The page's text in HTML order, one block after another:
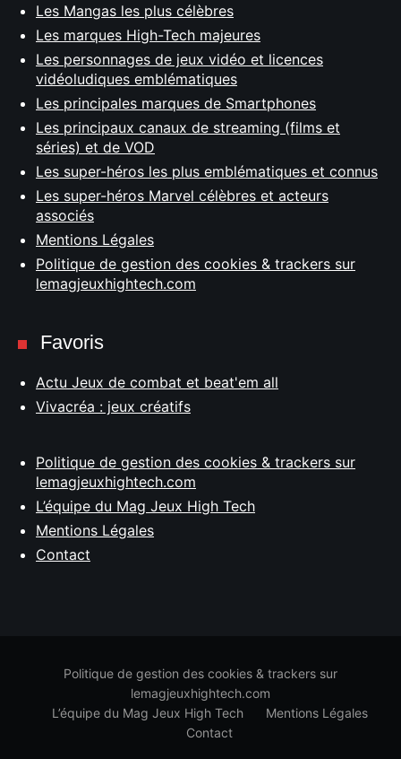
Les Mangas les plus célèbres
Les marques High-Tech majeures
Les personnages de jeux vidéo et licences
vidéoludiques emblématiques
Les principales marques de Smartphones
Les principaux canaux de streaming (films et
séries) et de VOD
Les super-héros les plus emblématiques et connus
Les super-héros Marvel célèbres et acteurs
associés
Mentions Légales
Politique de gestion des cookies & trackers sur
lemagjeuxhightech.com
Favoris
Actu Jeux de combat et beat'em all
Vivacréa : jeux créatifs
Politique de gestion des cookies & trackers sur
lemagjeuxhightech.com
L’équipe du Mag Jeux High Tech
Mentions Légales
Contact
Politique de gestion des cookies & trackers sur
lemagjeuxhightech.com
L’équipe du Mag Jeux High Tech
Mentions Légales
Contact